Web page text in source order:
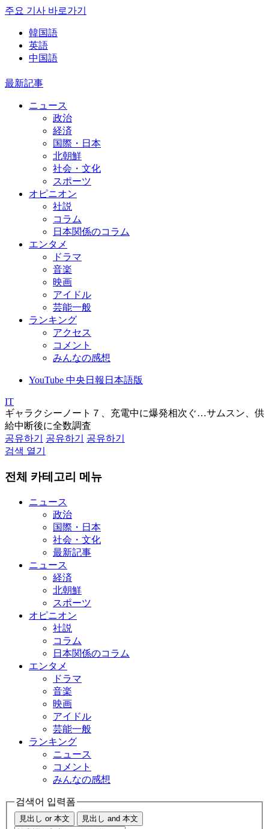
주요 기사 바로가기
韓国語
英語
中国語
最新記事
ニュース
政治
経済
国際・日本
北朝鮮
社会・文化
スポーツ
オピニオン
社説
コラム
日本関係のコラム
エンタメ
ドラマ
音楽
映画
アイドル
芸能一般
ランキング
アクセス
コメント
みんなの感想
YouTube 中央日報日本語版
IT
ギャラクシーノート７、充電中に爆発相次ぐ…サムスン、供
給中断後に全数調査
공유하기
공유하기
공유하기
검색 열기
전체 카테고리 메뉴
ニュース
政治
国際・日本
社会・文化
最新記事
ニュース
経済
北朝鮮
スポーツ
オピニオン
社説
コラム
日本関係のコラム
エンタメ
ドラマ
音楽
映画
アイドル
芸能一般
ランキング
ニュース
コメント
みんなの感想
검색어 입력폼
見出し or 本文 見出し and 本文